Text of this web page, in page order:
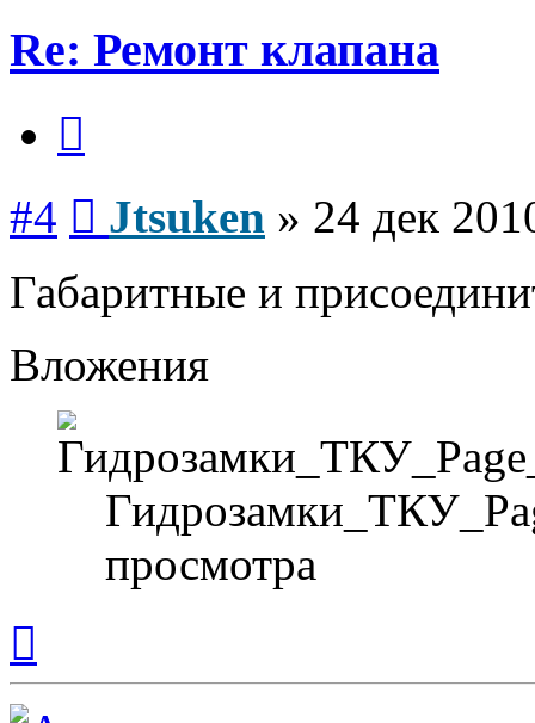
Re: Ремонт клапана
#4 Jtsuken » 24 дек
Габаритные и
Вложения
просмотра
началу